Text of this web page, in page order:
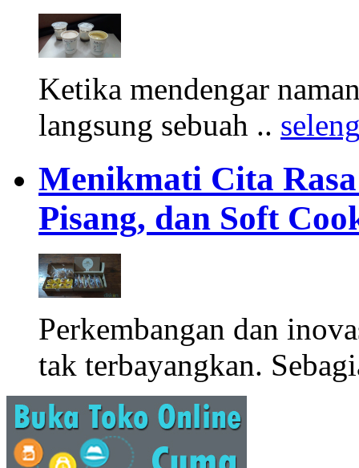
Ketika mendengar
langsung sebuah ..
Menikmati Cita
Pisang, dan Soft
Perkembangan dan
tak terbayangkan.